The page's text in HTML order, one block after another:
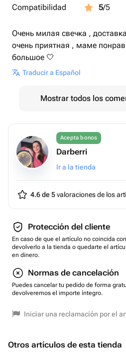
Compatibilidad 5/5
Очень милая свечка ,
очень приятная , маме
большое 🤍
Traducir a Español
Mostrar todos los
Acepta bonos
Darberri
Ir a la tienda
4.6 de 5valoraciones de los
Protección del cliente
En caso de que el artículo no coincida
devolverlo a la tienda o quedarte el
en dinero.
Normas de cancelación
Puedes cancelar tu pedido de forma
devolveremos el importe íntegro.
Iniciar una reclamación por el
Otros artículos de esta tienda